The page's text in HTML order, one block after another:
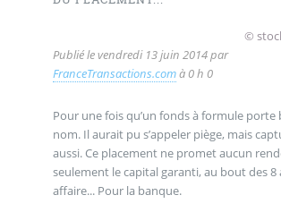
©
Publié levendredi 13 juin 2014par
FranceTransactions.comà 0 h 0
Pour une fois qu’un fonds à formule porte
nom. Il aurait pu s’appeler piège, mais
aussi. Ce placement ne promet aucun
seulement le capital garanti, au bout des 8
affaire... Pour la banque.